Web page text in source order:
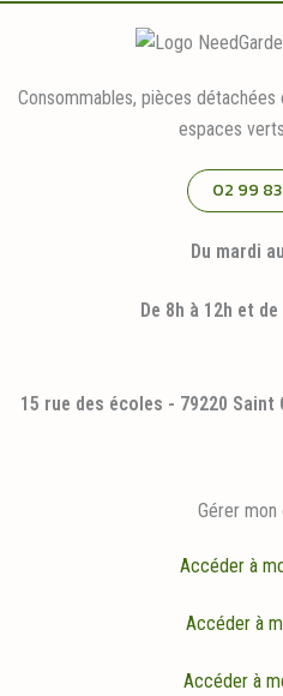
Consommables, pièces
espaces
02 99
Du mardi
De 8h à 12h et
15 rue des écoles - 79220 Saint
Gérer
Accéder à
Accéder à
Accéder à